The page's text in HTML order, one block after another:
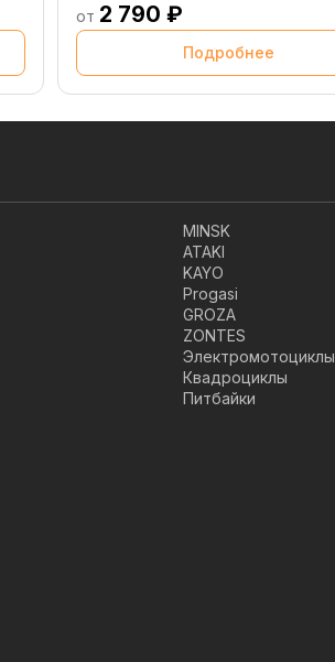
от 2 790 ₽
Подробнее
MINSK
ATAKI
KAYO
Progasi
GROZA
ZONTES
Электромотоциклы
Квадроциклы
Питбайки